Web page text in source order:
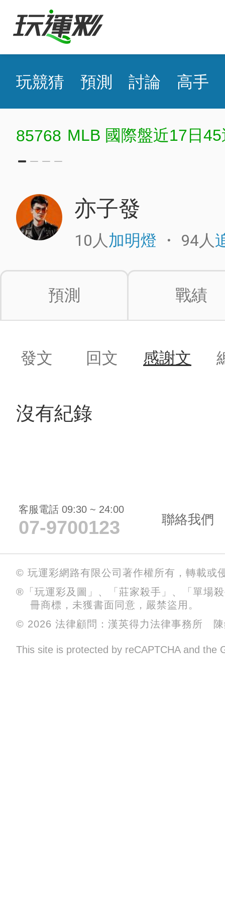
玩競猜 預測 討論 高手
85768 MLB 國際盤近17日
亦子發
10人加明燈 ・ 94人
預測 戰績
發文 回文 感謝文
沒有紀錄
客服電話 09:30 ~ 24:00
07-9700123 聯絡我們
© 玩運彩網路有限公司著作權所有，轉載或
®「玩運彩及圖」、「莊家殺手」、「單場
冊商標，未獲書面同意，嚴禁盜用。
© 2026 法律顧問：漢英得力法律事務所 陳
This site is protected by reCAPTCHA and the